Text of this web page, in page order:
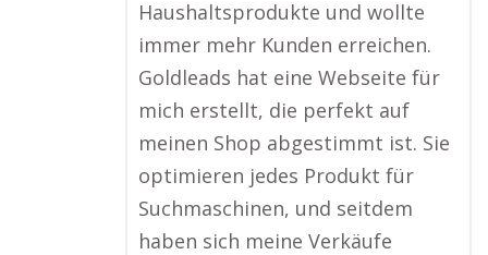
Haushaltsprodukte und wollte
immer mehr Kunden erreichen.
Goldleads hat eine Webseite für
mich erstellt, die perfekt auf
meinen Shop abgestimmt ist. Sie
optimieren jedes Produkt für
Suchmaschinen, und seitdem
haben sich meine Verkäufe